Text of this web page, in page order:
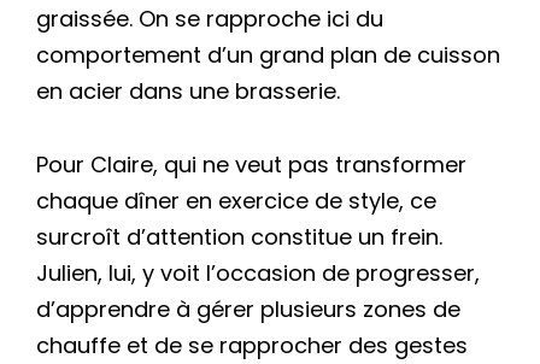
graissée. On se rapproche ici du
comportement d’un grand plan de cuisson
en acier dans une brasserie.
Pour Claire, qui ne veut pas transformer
chaque dîner en exercice de style, ce
surcroît d’attention constitue un frein.
Julien, lui, y voit l’occasion de progresser,
d’apprendre à gérer plusieurs zones de
chauffe et de se rapprocher des gestes